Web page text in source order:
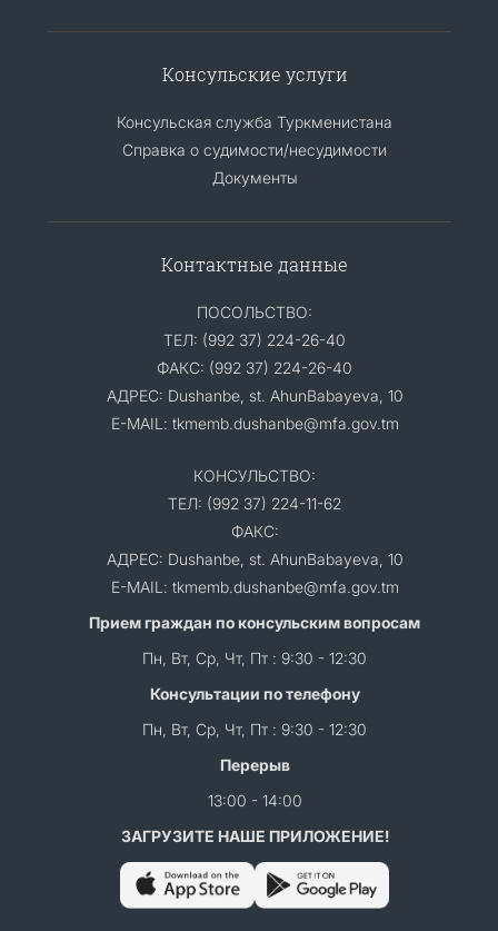
Консульские услуги
Консульская служба Туркменистана
Справка о судимости/несудимости
Документы
Контактные данные
ПОСОЛЬСТВО:
ТЕЛ: (992 37) 224-26-40
ФАКС: (992 37) 224-26-40
АДРЕС: Dushanbe, st. AhunBabayeva, 10
E-MAIL: tkmemb.dushanbe@mfa.gov.tm
КОНСУЛЬСТВО:
ТЕЛ: (992 37) 224-11-62
ФАКС:
АДРЕС: Dushanbe, st. AhunBabayeva, 10
E-MAIL: tkmemb.dushanbe@mfa.gov.tm
Прием граждан по консульским вопросам
Пн, Вт, Ср, Чт, Пт : 9:30 - 12:30
Консультации по телефону
Пн, Вт, Ср, Чт, Пт : 9:30 - 12:30
Перерыв
13:00 - 14:00
ЗАГРУЗИТЕ НАШЕ ПРИЛОЖЕНИЕ!